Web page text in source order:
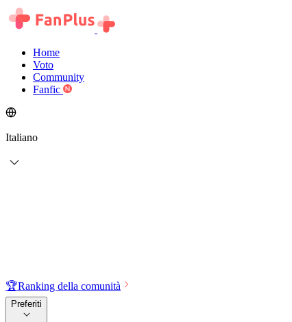
Home
Voto
Community
Fanfic
Italiano
🏆Ranking della comunità
Preferiti